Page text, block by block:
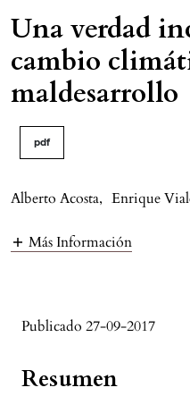
Una verdad
cambio
maldesarrollo
pdf
Alberto Acosta, Enrique
Más Información
Publicado 27-09-2017
Resumen